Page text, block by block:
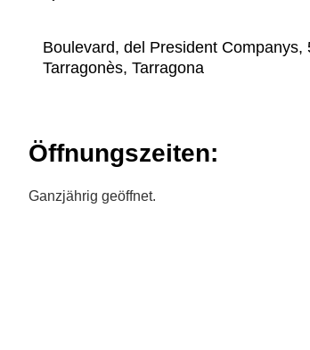
Boulevard, del President Companys,
Tarragonès, Tarragona
Öffnungszeiten:
Ganzjährig geöffnet.